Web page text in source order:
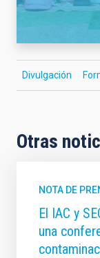
Divulgación
Otras
NOTA DE
El IAC y
una